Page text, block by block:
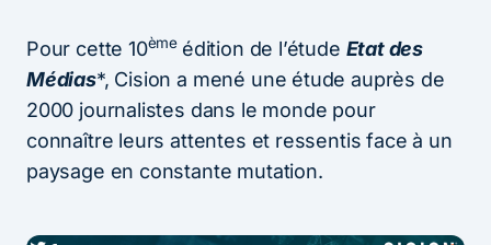
Pour cette 10ème édition de l’étude Etat des
Médias*, Cision a mené une étude auprès de
2000 journalistes dans le monde pour
connaître leurs attentes et ressentis face à un
paysage en constante mutation.